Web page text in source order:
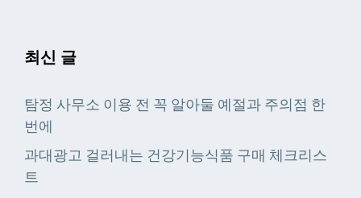
최신 글
탐정 사무소 이용 전 꼭 알아둘 예절과 주의점 한
번에
과대광고 걸러내는 건강기능식품 구매 체크리스
트